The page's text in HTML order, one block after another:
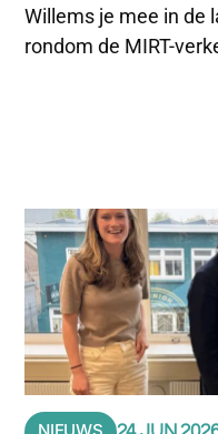
Willems je mee in de
rondom de MIRT-